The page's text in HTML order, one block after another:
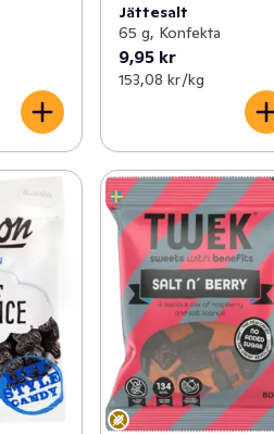
Jättesalt
65 g, Konfekta
9,95 kr
153,08 kr /kg